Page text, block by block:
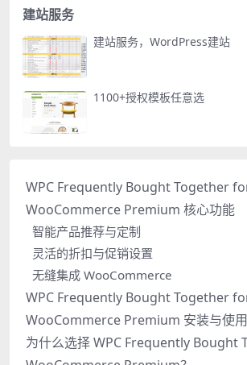
建站服务
建站服务，WordPress建站
1100+授权模板任意选
WPC Frequently Bought Together
WooCommerce Premium 核心功能
智能产品推荐与定制
灵活的折扣与促销设置
无缝集成 WooCommerce
WPC Frequently Bought Together
WooCommerce Premium 安装与使
为什么选择 WPC Frequently Bought